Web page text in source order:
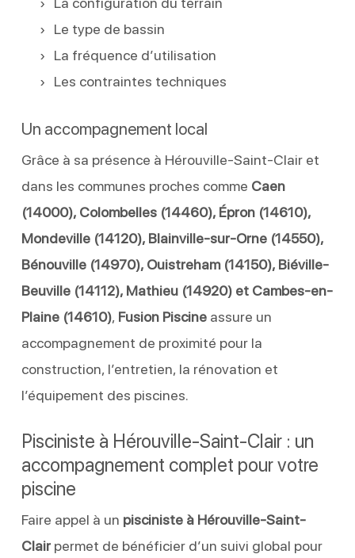
Le type de bassin
La fréquence d’utilisation
Les contraintes techniques
Un accompagnement local
Grâce à sa présence à Hérouville-Saint-Clair et
dans les communes proches comme Caen
(14000), Colombelles (14460), Épron (14610),
Mondeville (14120), Blainville-sur-Orne (14550),
Bénouville (14970), Ouistreham (14150), Biéville-
Beuville (14112), Mathieu (14920) et Cambes-en-
Plaine (14610), Fusion Piscineassure un
accompagnement de proximité pour la
construction, l’entretien, la rénovation et
l’équipement des piscines.
Pisciniste à Hérouville-Saint-Clair : un
accompagnement complet pour votre
piscine
Faire appel à un pisciniste à Hérouville-Saint-
Clairpermet de bénéficier d’un suivi global pour